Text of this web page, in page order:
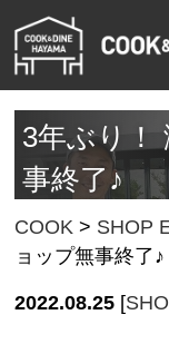
3年ぶり！
事終了♪
COOK > SHOP
ョップ無事終了♪
2022.08.25 [